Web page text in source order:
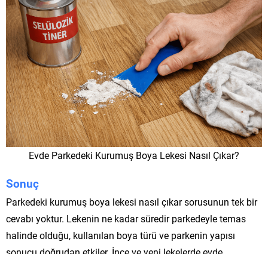
Evde Parkedeki Kurumuş Boya Lekesi Nasıl Çıkar?
Sonuç
Parkedeki kurumuş boya lekesi nasıl çıkar sorusunun tek bir
cevabı yoktur. Lekenin ne kadar süredir parkedeyle temas
halinde olduğu, kullanılan boya türü ve parkenin yapısı